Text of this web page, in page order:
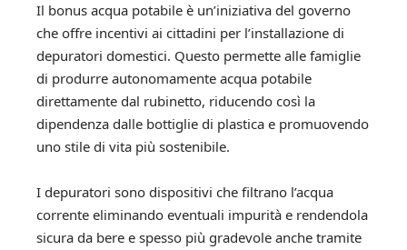
Il bonus acqua potabile è un’iniziativa del governo
che offre incentivi ai cittadini per l’installazione di
depuratori domestici. Questo permette alle famiglie
di produrre autonomamente acqua potabile
direttamente dal rubinetto, riducendo così la
dipendenza dalle bottiglie di plastica e promuovendo
uno stile di vita più sostenibile.
I depuratori sono dispositivi che filtrano l’acqua
corrente eliminando eventuali impurità e rendendola
sicura da bere e spesso più gradevole anche tramite